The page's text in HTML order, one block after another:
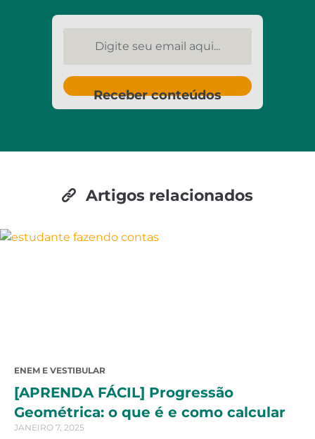
Receber conteúdos
Artigos relacionados
ENEM E VESTIBULAR
[APRENDA FÁCIL] Progressão
Geométrica: o que é e como calcular
JANEIRO 7, 2025